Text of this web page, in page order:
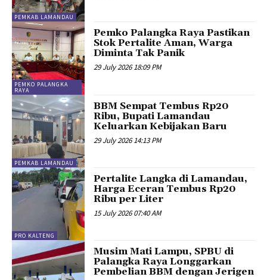
PEMKAB LAMANDAU
PEMKO PALANGKA
RAYA
Pemko Palangka Raya Pastikan
Stok Pertalite Aman, Warga
Diminta Tak Panik
29 July 2026 18:09 PM
PEMKAB LAMANDAU
BBM Sempat Tembus Rp20
Ribu, Bupati Lamandau
Keluarkan Kebijakan Baru
29 July 2026 14:13 PM
PRO KALTENG
Pertalite Langka di Lamandau,
Harga Eceran Tembus Rp20
Ribu per Liter
15 July 2026 07:40 AM
Musim Mati Lampu, SPBU di
Palangka Raya Longgarkan
Pembelian BBM dengan Jerigen